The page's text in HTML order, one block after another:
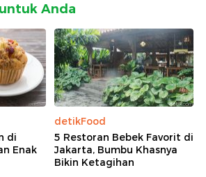
Anda
di
Enak
detikFood
5 Restoran Bebek Favorit di
Jakarta, Bumbu Khasnya
Bikin Ketagihan